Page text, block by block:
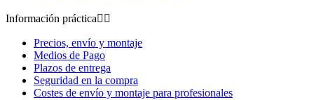
Información práctica 
Precios, envío y montaje
Medios de Pago
Plazos de entrega
Seguridad en la compra
Costes de envío y montaje para profesionales